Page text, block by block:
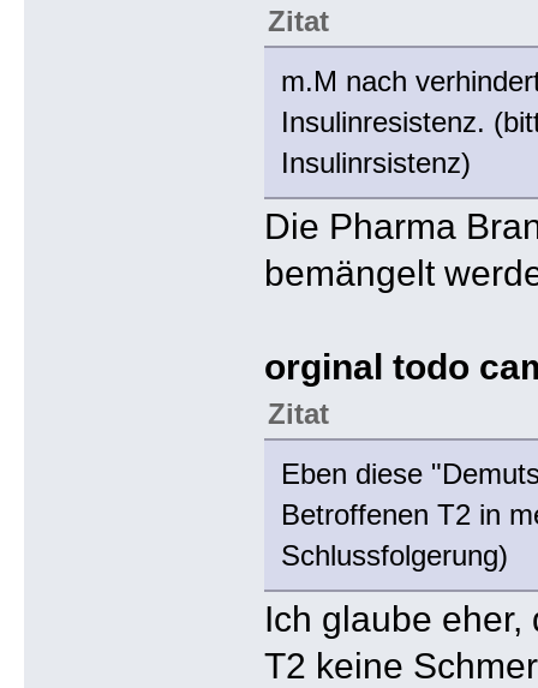
Zitat
m.M nach
Insulinresistenz.
Insulinrsistenz)
Die Pharma
bemängelt
orginal todo
Zitat
Eben diese
Betroffenen T2 in
Schlussfolgerung)
Ich glaube
T2 keine